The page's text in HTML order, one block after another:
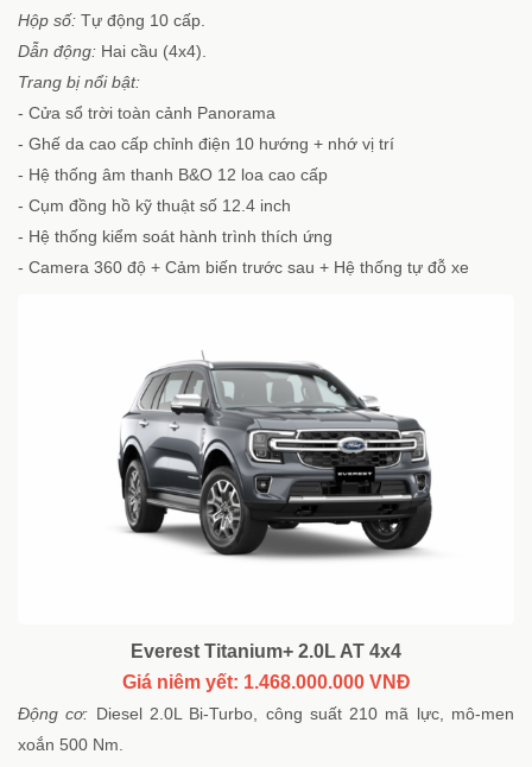
Hộp số: Tự động 10 cấp.
Dẫn động: Hai cầu (4x4).
Trang bị nổi bật:
- Cửa sổ trời toàn cảnh Panorama
- Ghế da cao cấp chỉnh điện 10 hướng + nhớ vị trí
- Hệ thống âm thanh B&O 12 loa cao cấp
- Cụm đồng hồ kỹ thuật số 12.4 inch
- Hệ thống kiểm soát hành trình thích ứng
- Camera 360 độ + Cảm biến trước sau + Hệ thống tự đỗ xe
Everest Titanium+ 2.0L AT 4x4
Giá niêm yết: 1.468.000.000 VNĐ
Động cơ: Diesel 2.0L Bi-Turbo, công suất 210 mã lực, mô-men
xoắn 500 Nm.